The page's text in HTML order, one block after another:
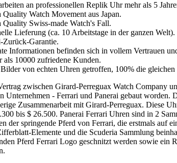
an professionellen Replik Uhr mehr als 5
Quality Watch Movement aus Japan.
Quality Swiss-made Watch's Fall.
Lieferung (ca. 10 Arbeitstage in der ganzen Welt).
Zurück-Garantie.
Informationen befinden sich in vollem Vertrauen
als 10000 zufriedene Kunden.
von echten Uhren getroffen, 100% die
zwischen Girard-Perreguax Watch Company
Unternehmen - Ferrari und Panerai gebaut
Zusammenarbeit mit Girard-Perreguax. Diese
bis $ 26.500. Panerai Ferrari Uhren sind in 2
der springende Pferd von Ferrari, die erstmals auf
Elemente und die Scuderia Sammlung
Pferd Ferrari Logo geschnitzt werden sowie ein